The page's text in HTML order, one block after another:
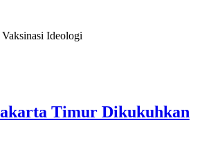
Ideologi
Timur Dikukuhkan